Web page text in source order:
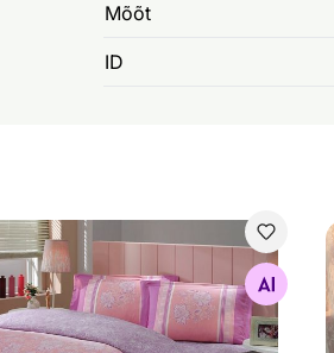
Mõõt
ID
Sienna 200x220 cm
Otsi sarnaseid